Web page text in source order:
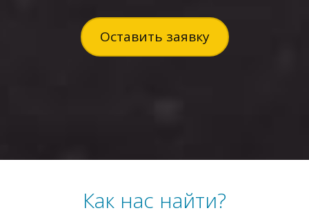
Оставить заявку
Как нас найти?